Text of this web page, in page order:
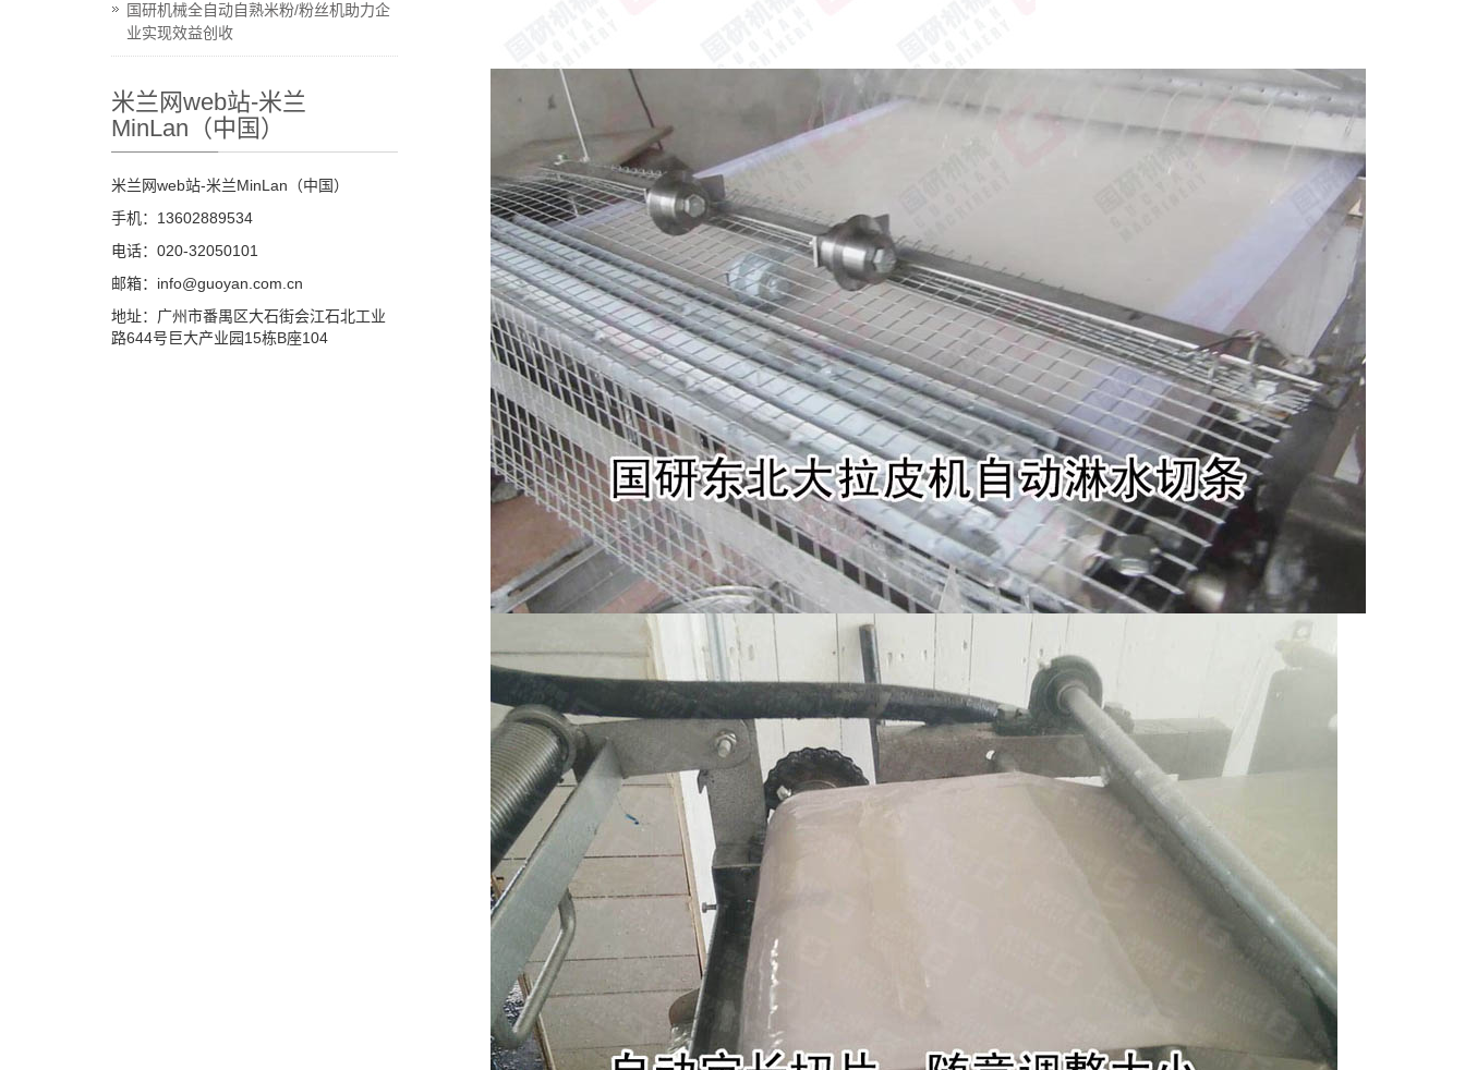
国研机械全自动自熟米粉/粉丝机助力企
业实现效益创收
米兰网web站-米兰
MinLan（中国）
米兰网web站-米兰MinLan（中国）
手机：13602889534
电话：020-32050101
邮箱：info@guoyan.com.cn
地址：广州市番禺区大石街会江石北工业
路644号巨大产业园15栋B座104